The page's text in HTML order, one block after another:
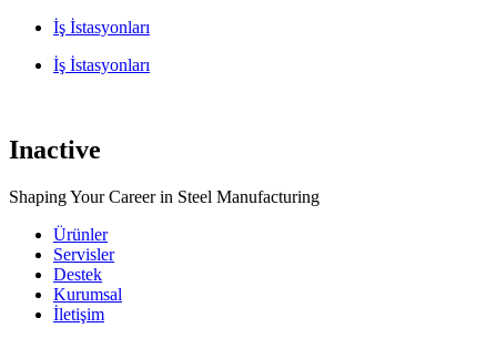
İş İstasyonları
İş İstasyonları
Inactive
Shaping Your Career in Steel Manufacturing
Ürünler
Servisler
Destek
Kurumsal
İletişim